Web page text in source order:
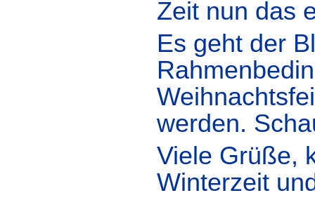
Zeit nun das
Es geht der
werden.
Viele Grüße,
Winterzeit